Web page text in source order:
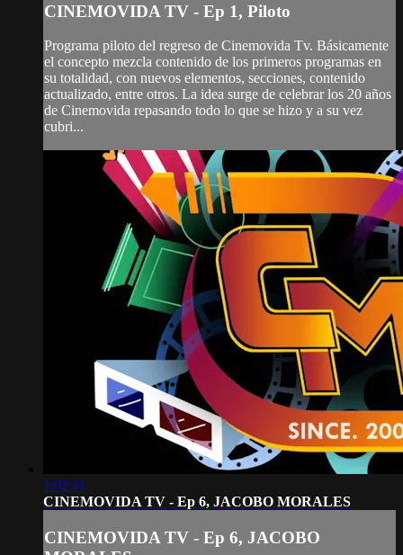
CINEMOVIDA TV - Ep 1, Piloto
Programa piloto del regreso de Cinemovida Tv. Básicamente
el concepto mezcla contenido de los primeros programas en
su totalidad, con nuevos elementos, secciones, contenido
actualizado, entre otros. La idea surge de celebrar los 20 años
de Cinemovida repasando todo lo que se hizo y a su vez
cubri...
1:02:11
CINEMOVIDA TV - Ep 6, JACOBO MORALES
CINEMOVIDA TV - Ep 6, JACOBO